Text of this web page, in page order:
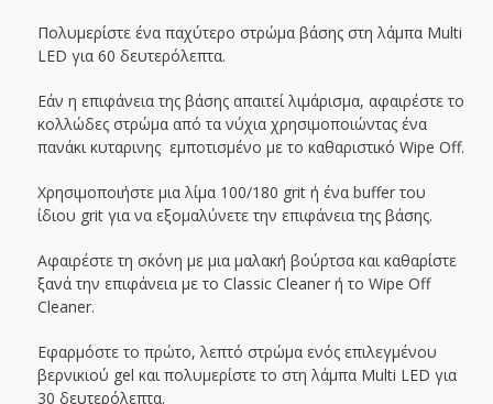
Πολυμερίστε ένα παχύτερο στρώμα βάσης στη λάμπα Multi
LED για 60 δευτερόλεπτα.
Εάν η επιφάνεια της βάσης απαιτεί λιμάρισμα, αφαιρέστε το
κολλώδες στρώμα από τα νύχια χρησιμοποιώντας ένα
πανάκι κυταρινης εμποτισμένο με το καθαριστικό Wipe Off.
Χρησιμοποιήστε μια λίμα 100/180 grit ή ένα buffer του
ίδιου grit για να εξομαλύνετε την επιφάνεια της βάσης.
Αφαιρέστε τη σκόνη με μια μαλακή βούρτσα και καθαρίστε
ξανά την επιφάνεια με το Classic Cleaner ή το Wipe Off
Cleaner.
Εφαρμόστε το πρώτο, λεπτό στρώμα ενός επιλεγμένου
βερνικιού gel και πολυμερίστε το στη λάμπα Multi LED για
30 δευτερόλεπτα.